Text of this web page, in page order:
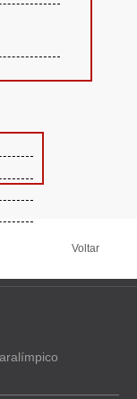
Voltar